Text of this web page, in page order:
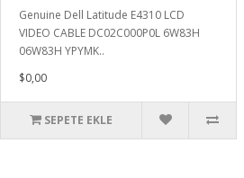
Genuine Dell Latitude E4310 LCD
VIDEO CABLE DC02C000P0L 6W83H
06W83H YPYMK..
$0,00
SEPETE EKLE